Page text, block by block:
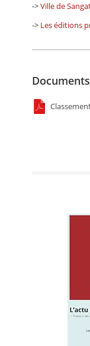
->Ville de
-> Les éditions